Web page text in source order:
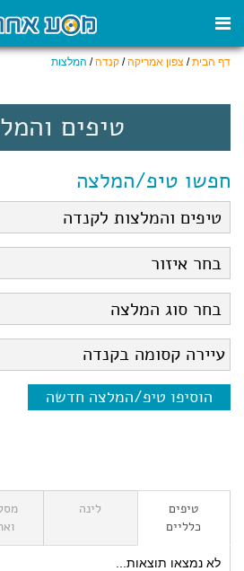
דף הבית/ צפון אמריקה/ קנדה/ המלצות
טיפים
חפשו טיפ/המלצה
הוסיפו טיפ/המלצה חדשה
טיפים
כלליים
לינה
לא נמצאו תוצאות...